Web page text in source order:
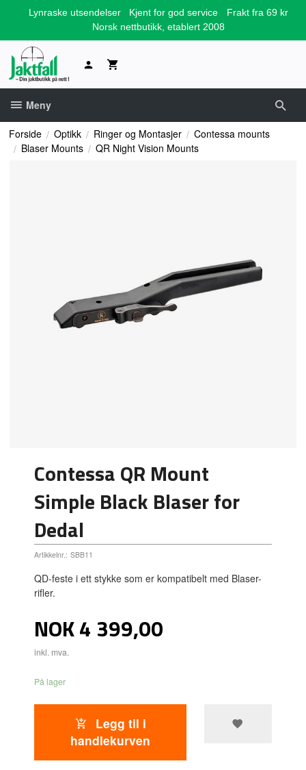
Lynraske utsendelser Kjent for god service
Frakt fra 69 kr
Norsk nettbutikk, etablert 2008
Meny
Forside Optikk Ringer og Montasjer
Contessa mounts
Blaser Mounts
QR Night Vision Mounts
Contessa QR Mount
Simple Black Blaser for
Dedal
Artikkelnr.: SBB11
QD-feste i ett stykke som er kompatibelt med Blaser-
rifler.
Pris
NOK4 399,00
inkl. mva.
På lager
Legg til i
handlekurven